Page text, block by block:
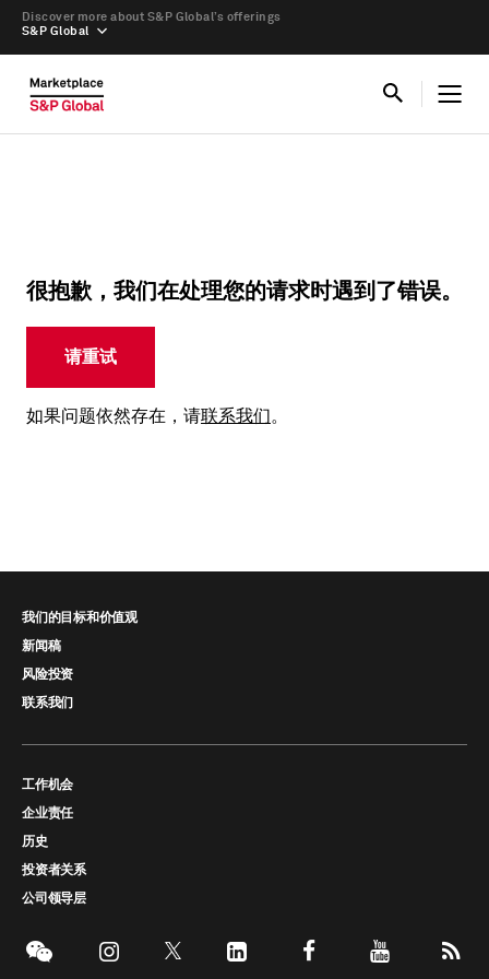
S&P Global
Discover more about S&P Global’s offerings
很抱歉，我们在处理您的请求时遇到了错误。
请重试
如果问题依然存在，请联系我们。
我们的目标和价值观
新闻稿
风险投资
联系我们
工作机会
企业责任
历史
投资者关系
公司领导层